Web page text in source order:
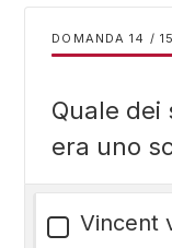
DOMANDA / 15
Quale
era uno
Vincent